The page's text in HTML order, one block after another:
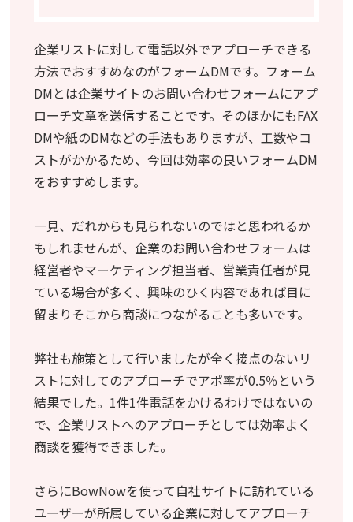
企業リストに対して電話以外でアプローチできる
方法でおすすめなのがフォームDMです。フォーム
DMとは企業サイトのお問い合わせフォームにアプ
ローチ文章を送信することです。そのほかにもFAX
DMや紙のDMなどの手法もありますが、工数やコ
ストがかかるため、今回は効率の良いフォームDM
をおすすめします。
一見、だれからも見られないのではと思われるか
もしれませんが、企業のお問い合わせフォームは
経営者やマーケティング担当者、営業責任者が見
ている場合が多く、興味のひく内容であれば目に
留まりそこから商談につながることも多いです。
弊社も施策として行いましたが全く接点のないリ
ストに対してのアプローチでアポ率が0.5％という
結果でした。1件1件電話をかけるわけではないの
で、企業リストへのアプローチとしては効率よく
商談を獲得できました。
さらにBowNowを使って自社サイトに訪れている
ユーザーが所属している企業に対してアプローチ